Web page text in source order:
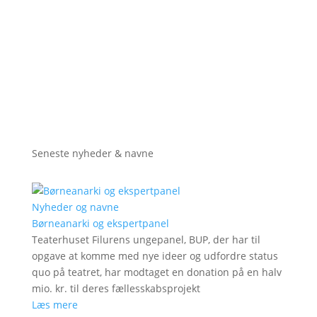
Seneste nyheder & navne
Nyheder og navne
Børneanarki og ekspertpanel
Teaterhuset Filurens ungepanel, BUP, der har til
opgave at komme med nye ideer og udfordre status
quo på teatret, har modtaget en donation på en halv
mio. kr. til deres fællesskabsprojekt
Læs mere